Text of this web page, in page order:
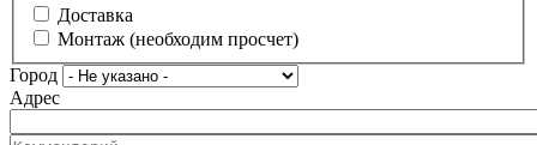
Доставка
Монтаж (необходим просчет)
Город
Адрес